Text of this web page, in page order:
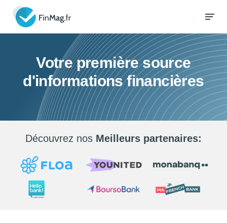
Votre première source
d'informations financières
Découvrez nos Meilleurs partenaires: